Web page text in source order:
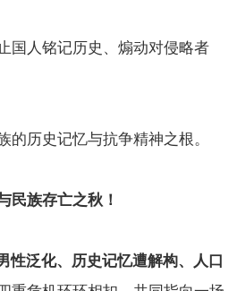
国人铭记历史、煽动对侵略者
的历史记忆与抗争精神之根。
民族存亡之秋！
性泛化、历史记忆遭解构、人口